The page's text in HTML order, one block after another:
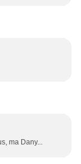
ma Dany...